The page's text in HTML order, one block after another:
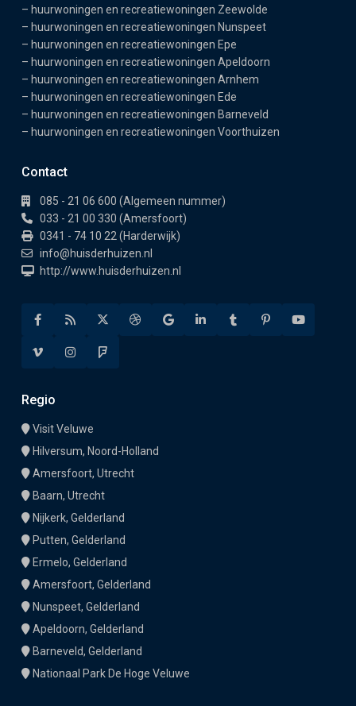
– huurwoningen en recreatiewoningen Zeewolde
– huurwoningen en recreatiewoningen Nunspeet
– huurwoningen en recreatiewoningen Epe
– huurwoningen en recreatiewoningen Apeldoorn
– huurwoningen en recreatiewoningen Arnhem
– huurwoningen en recreatiewoningen Ede
– huurwoningen en recreatiewoningen Barneveld
– huurwoningen en recreatiewoningen Voorthuizen
Contact
085 - 21 06 600 (Algemeen nummer)
033 - 21 00 330 (Amersfoort)
0341 - 74 10 22 (Harderwijk)
info@huisderhuizen.nl
http://www.huisderhuizen.nl
Regio
Visit Veluwe
Hilversum, Noord-Holland
Amersfoort, Utrecht
Baarn, Utrecht
Nijkerk, Gelderland
Putten, Gelderland
Ermelo, Gelderland
Amersfoort, Gelderland
Nunspeet, Gelderland
Apeldoorn, Gelderland
Barneveld, Gelderland
Nationaal Park De Hoge Veluwe